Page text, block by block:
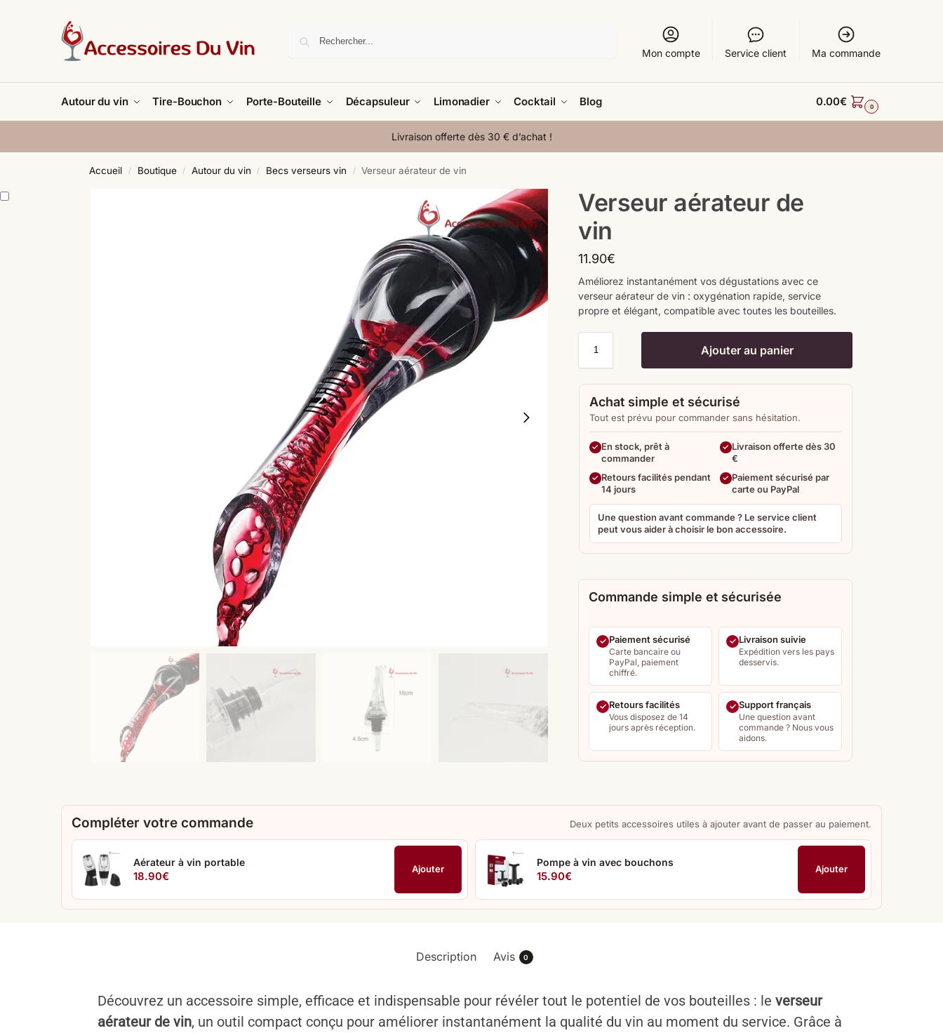
Mon compte Service client Ma commande
Autour du vin Tire-Bouchon Porte-Bouteille Décapsuleur Limonadier Cocktail Blog 0.00€ 0
Livraison offerte dès 30 € d’achat !
Accueil / Boutique / Autour du vin / Becs verseurs vin / Verseur aérateur de vin
Verseur aérateur de
vin
11.90€
Améliorez instantanément vos dégustations avec ce
verseur aérateur de vin : oxygénation rapide, service
propre et élégant, compatible avec toutes les bouteilles.
Ajouter au panier
Achat simple et sécurisé
Tout est prévu pour commander sans hésitation.
En stock, prêt à
commander
Livraison offerte dès 30
€
Retours facilités pendant
14 jours
Paiement sécurisé par
carte ou PayPal
Une question avant commande ? Le service client
peut vous aider à choisir le bon accessoire.
Commande simple et sécurisée
Paiement sécurisé
Carte bancaire ou
PayPal, paiement
chiffré.
Livraison suivie
Expédition vers les pays
desservis.
Retours facilités
Vous disposez de 14
jours après réception.
Support français
Une question avant
commande ? Nous vous
aidons.
Compléter votre commande Deux petits accessoires utiles à ajouter avant de passer au paiement.
Aérateur à vin portable
18.90€
Ajouter
Pompe à vin avec bouchons
15.90€
Ajouter
Description Avis 0
Découvrez un accessoire simple, efficace et indispensable pour révéler tout le potentiel de vos bouteilles : leverseur
aérateur de vin, un outil compact conçu pour améliorer instantanément la qualité du vin au moment du service. Grâce à